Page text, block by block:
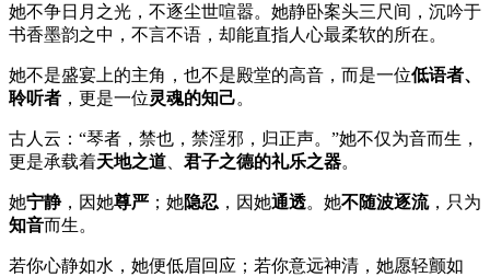
她不争日月之光，不逐尘世喧嚣。她静卧案头三尺间，沉吟于
书香墨韵之中，不言不语，却能直指人心最柔软的所在。
她不是盛宴上的主角，也不是殿堂的高音，而是一位低语者、
聆听者 ，更是一位灵魂的知己。
古人云：“琴者，禁也，禁淫邪，归正声。”她不仅为音而生，
更是承载着天地之道 君子之德的礼乐之器。
她宁静，因她尊严 ；她隐忍 ，因她通透。她不随波逐流，只为
知音而生。
若你心静如水，她便低眉回应；若你意远神清，她愿轻颤如